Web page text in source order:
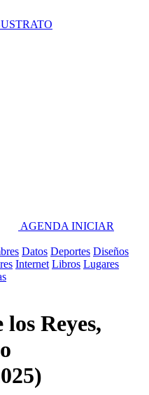
AGENDA INICIAR
Datos Deportes Diseños
Internet Libros Lugares
Reyes,